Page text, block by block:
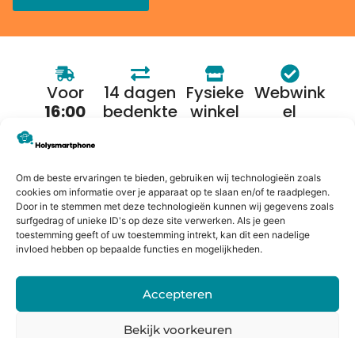
Om de beste ervaringen te bieden, gebruiken wij technologieën zoals
cookies om informatie over je apparaat op te slaan en/of te raadplegen.
Door in te stemmen met deze technologieën kunnen wij gegevens zoals
surfgedrag of unieke ID's op deze site verwerken. Als je geen
toestemming geeft of uw toestemming intrekt, kan dit een nadelige
invloed hebben op bepaalde functies en mogelijkheden.
Accepteren
Bekijk voorkeuren
Voor
16:00
morgen
in huis*
14 dagen
bedenkte
Fysieke
winkel
Webwink
el
Alternatieven